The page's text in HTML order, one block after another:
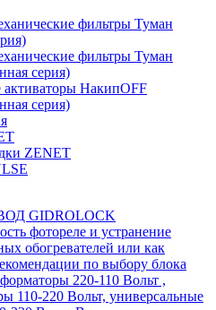
фильтры Туман
фильтры Туман
серия)
НакипOFF
серия)
ZENET
GIDROLOCK
фотореле и устранение
обогревателей или как
по выбору блока
220-110 Вольт ,
110-220 Вольт, универсальные